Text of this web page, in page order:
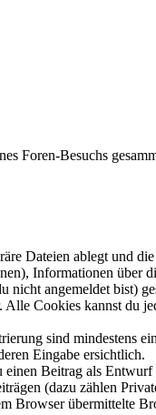
Foren-Besuchs
Dateien ablegt und
Informationen über
nicht angemeldet bist)
Cookies kannst du
sind mindestens
Eingabe ersichtlich.
Beitrag als
(dazu zählen
Browser übermittelte